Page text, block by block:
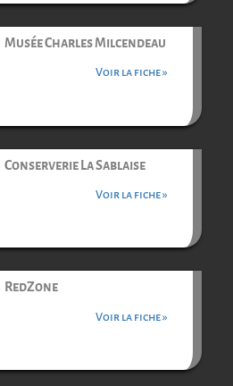
Musée Charles Milcendeau
Voir la fiche »
Conserverie La Sablaise
Voir la fiche »
RedZone
Voir la fiche »